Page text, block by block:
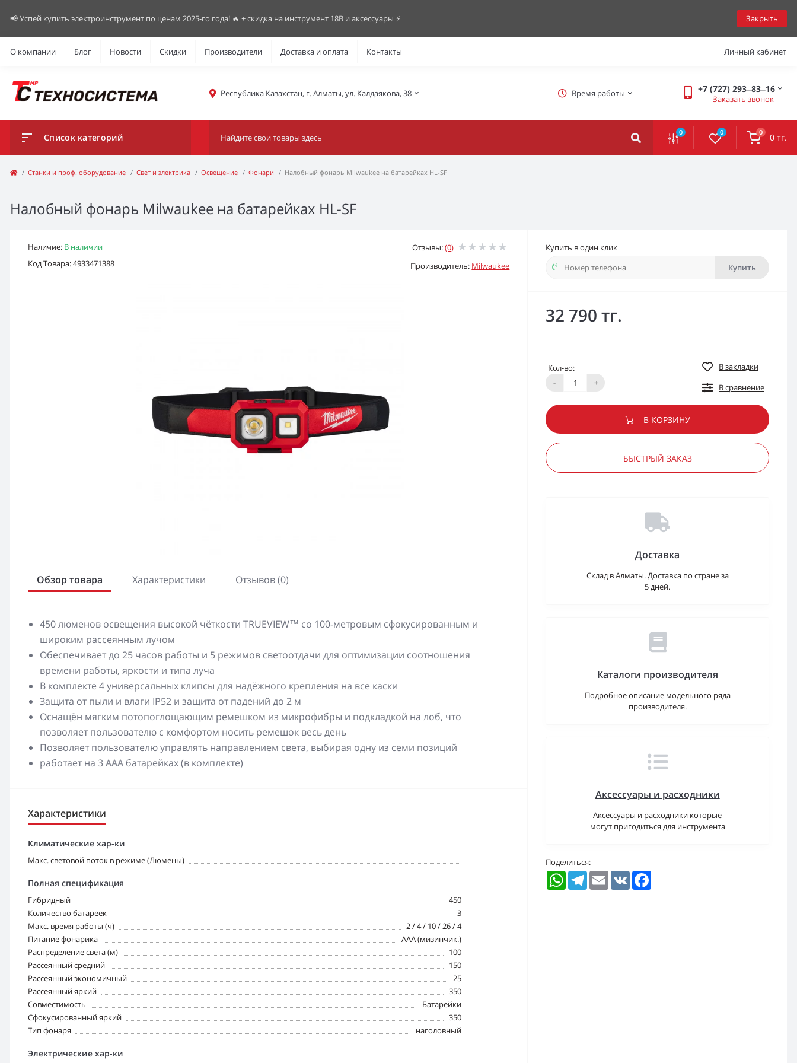
📢 Успей купить электроинструмент по ценам 2025-го года! 🔥 + скидка на инструмент 18В и аксессуары ⚡️ Закрыть
О компании Блог Новости Скидки Производители Доставка и оплата Контакты Личный кабинет
Республика Казахстан, г. Алматы, ул. Калдаякова, 38 Время работы +7 (727) 293‒83‒16
Заказать звонок
Список категорий 0 0 0 0 тг.
Станки и проф. оборудование Свет и электрика Освещение Фонари Налобный фонарь Milwaukee на батарейках HL-SF
Налобный фонарь Milwaukee на батарейках HL-SF
Наличие: В наличии
Код Товара: 4933471388
Отзывы:(0)
Производитель: Milwaukee
Обзор товара Характеристики Отзывов (0)
450 люменов освещения высокой чёткости TRUEVIEW™ со 100-метровым сфокусированным и
широким рассеянным лучом
Обеспечивает до 25 часов работы и 5 режимов светоотдачи для оптимизации соотношения
времени работы, яркости и типа луча
В комплекте 4 универсальных клипсы для надёжного крепления на все каски
Защита от пыли и влаги IP52 и защита от падений до 2 м
Оснащён мягким потопоглощающим ремешком из микрофибры и подкладкой на лоб, что
позволяет пользователю с комфортом носить ремешок весь день
Позволяет пользователю управлять направлением света, выбирая одну из семи позиций
работает на 3 AAA батарейках (в комплекте)
Характеристики
Климатические хар-ки
Макс. световой поток в режиме (Люмены)
Полная спецификация
Гибридный
450
Количество батареек
3
Макс. время работы (ч)
2 / 4 / 10 / 26 / 4
Питание фонарика
AAA (мизинчик.)
Распределение света (м)
100
Рассеянный средний
150
Рассеянный экономичный
25
Рассеянный яркий
350
Совместимость
Батарейки
Сфокусированный яркий
350
Тип фонаря
наголовный
Электрические хар-ки
Купить в один клик
Купить
32 790 тг.
Кол-во:
-
+
В закладки
В сравнение
В КОРЗИНУ
БЫСТРЫЙ ЗАКАЗ
Доставка
Склад в Алматы. Доставка по стране за
5 дней.
Каталоги производителя
Подробное описание модельного ряда
производителя.
Аксессуары и расходники
Аксессуары и расходники которые
могут пригодиться для инструмента
Поделиться:
WhatsAppTelegramEmail VK